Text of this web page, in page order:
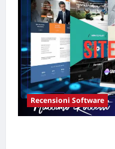
Recensioni Software